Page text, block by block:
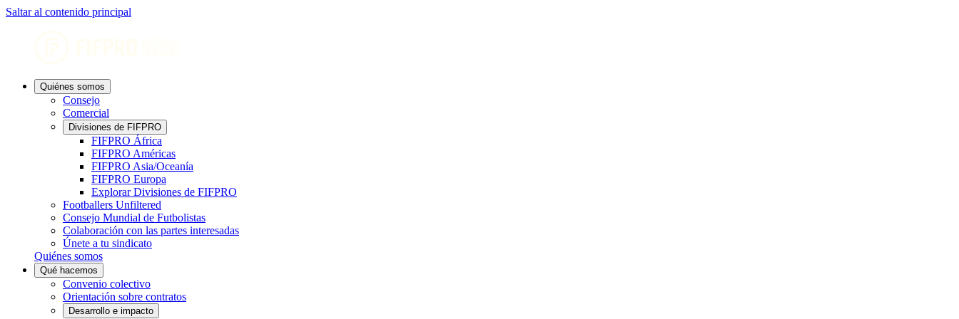
Saltar al contenido principal
Quiénes somos
Consejo
Comercial
Divisiones de FIFPRO
FIFPRO África
FIFPRO Américas
FIFPRO Asia/Oceanía
FIFPRO Europa
Explorar Divisiones de FIFPRO
Footballers Unfiltered
Consejo Mundial de Futbolistas
Colaboración con las partes interesadas
Únete a tu sindicato
Quiénes somos
Qué hacemos
Convenio colectivo
Orientación sobre contratos
Desarrollo e impacto